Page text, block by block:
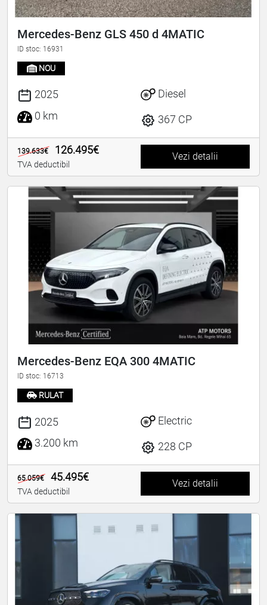
Mercedes-Benz GLS 450 d 4MATIC
ID stoc: 16931
NOU
2025
0 km
Diesel
367 CP
139.633€ 126.495€
TVA deductibil
Vezi detalii
Mercedes-Benz EQA 300 4MATIC
ID stoc: 16713
RULAT
2025
3.200 km
Electric
228 CP
65.059€ 45.495€
TVA deductibil
Vezi detalii